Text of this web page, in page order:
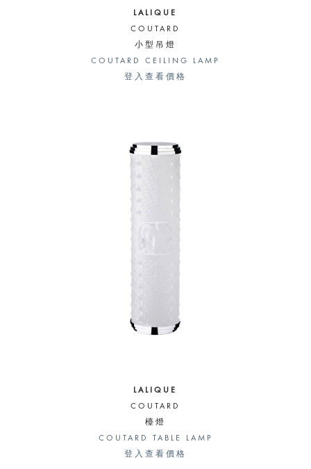
LALIQUE
COUTARD
小型吊燈
COUTARD CEILING LAMP
登入查看價格
LALIQUE
COUTARD
檯燈
COUTARD TABLE LAMP
登入查看價格